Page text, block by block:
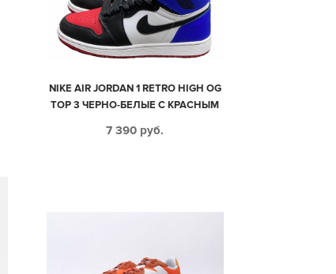
NIKE AIR JORDAN 1 RETRO HIGH OG
TOP 3 ЧЕРНО-БЕЛЫЕ С КРАСНЫМ
(35-39)
7 390 руб.